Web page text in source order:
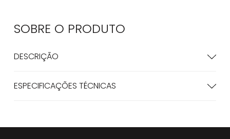
SOBRE O PRODUTO
DESCRIÇÃO
ESPECIFICAÇÕES TÉCNICAS